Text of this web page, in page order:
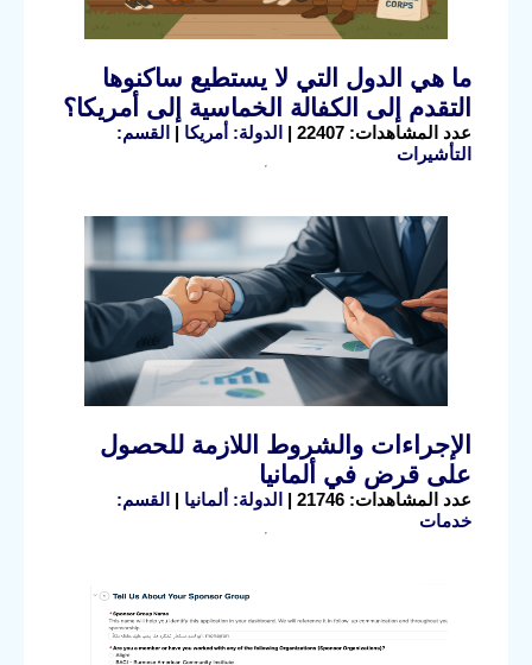
ما هي الدول التي لا يستطيع ساكنوها
التقدم إلى الكفالة الخماسية إلى أمريكا؟
عدد المشاهدات: 22407 | الدولة: أمريكا | القسم:
التأشيرات
الإجراءات والشروط اللازمة للحصول
على قرض في ألمانيا
عدد المشاهدات: 21746 | الدولة: ألمانيا | القسم:
خدمات